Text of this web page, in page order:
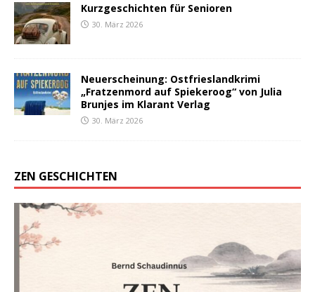
Kurzgeschichten für Senioren
30. März 2026
Neuerscheinung: Ostfrieslandkrimi
„Fratzenmord auf Spiekeroog“ von Julia
Brunjes im Klarant Verlag
30. März 2026
ZEN GESCHICHTEN